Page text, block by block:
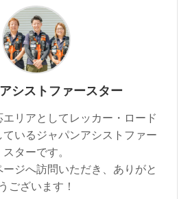
シストファースター
リアとしてレッカー・ロード
いるジャパンアシストファー
スターです。
ジへ訪問いただき、ありがと
うございます！